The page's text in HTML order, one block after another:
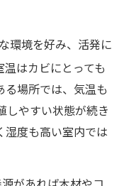
環境を好み、活発に
はカビにとっても
る場所では、気温も
しやすい状態が続き
湿度も高い室内では